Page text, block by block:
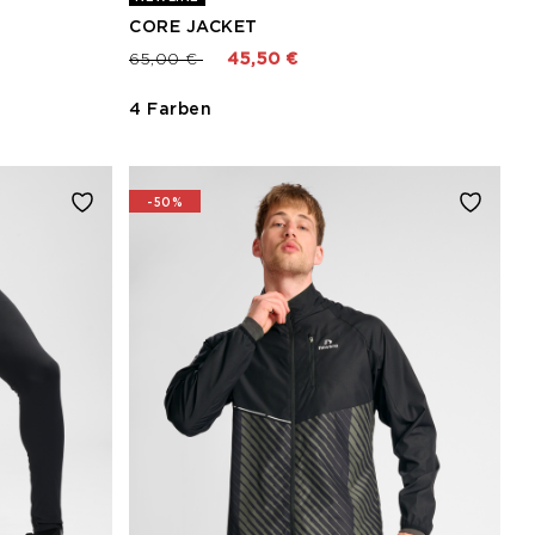
CORE JACKET
Preis reduziert von
65,00 €bis 45,50 €
4 Farben
-50%